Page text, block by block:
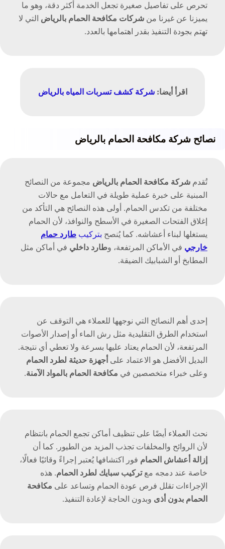
تحرص على تفاصيل صغيرة تجعل الخدمة أكثر دقة، وهو ما
يميزنا عن غيرنا من شركات مكافحة الحمام بالرياض التي لا
تهتم بجودة التنفيذ بقدر اهتمامها بالعدد.
اقرأ أيضا: شركة كشف تسربات المياه بالرياض
نصائح شركة مكافحة الحمام بالرياض
تُقدم شركة مكافحة الحمام بالرياض مجموعة من النصائح
المبنية على خبرة عملية طويلة في التعامل مع حالات
مختلفة من تكدس الحمام. أولى هذه النصائح هي التأكد من
إغلاق الفتحات الصغيرة في الأسطح والنوافذ، لأن الحمام
يستغلها لبناء أعشاشه. كما يُنصح بتركيب طارد حمام
خارجي في الأماكن المرتفعة، وطارد داخلي في أماكن مثل
المطابخ أو الشبابيك الضيقة.
إحدى أهم النصائح التي نوجهها للعملاء هي التوقف عن
استخدام الطرق التقليدية مثل رش الماء أو إصدار الأصوات
المرتفعة، لأن الحمام يعتاد عليها بسرعة ولا تعطي أي نتيجة.
البديل الأفضل هو الاعتماد على أجهزة حديثة لطرد الحمام
وعلى خبراء متخصصين في مكافحة الحمام بالمواد الآمنة.
نحث العملاء أيضًا على تنظيف أماكن تجمع الحمام بانتظام
لأن الروائح والمخلفات تجذب المزيد من الطيور. كما أن
إزالة أعشاش الحمام فور اكتشافها يُعتبر إجراءً وقائيًا فعالًا،
خاصة عند دمجه معتركيب سبايك لطرد الحمام. هذه
الإجراءات تقلل فرص عودة الحمام وتساعد على مكافحة
الحمام بدون أذى وبدون الحاجة لإعادة التنفيذ.